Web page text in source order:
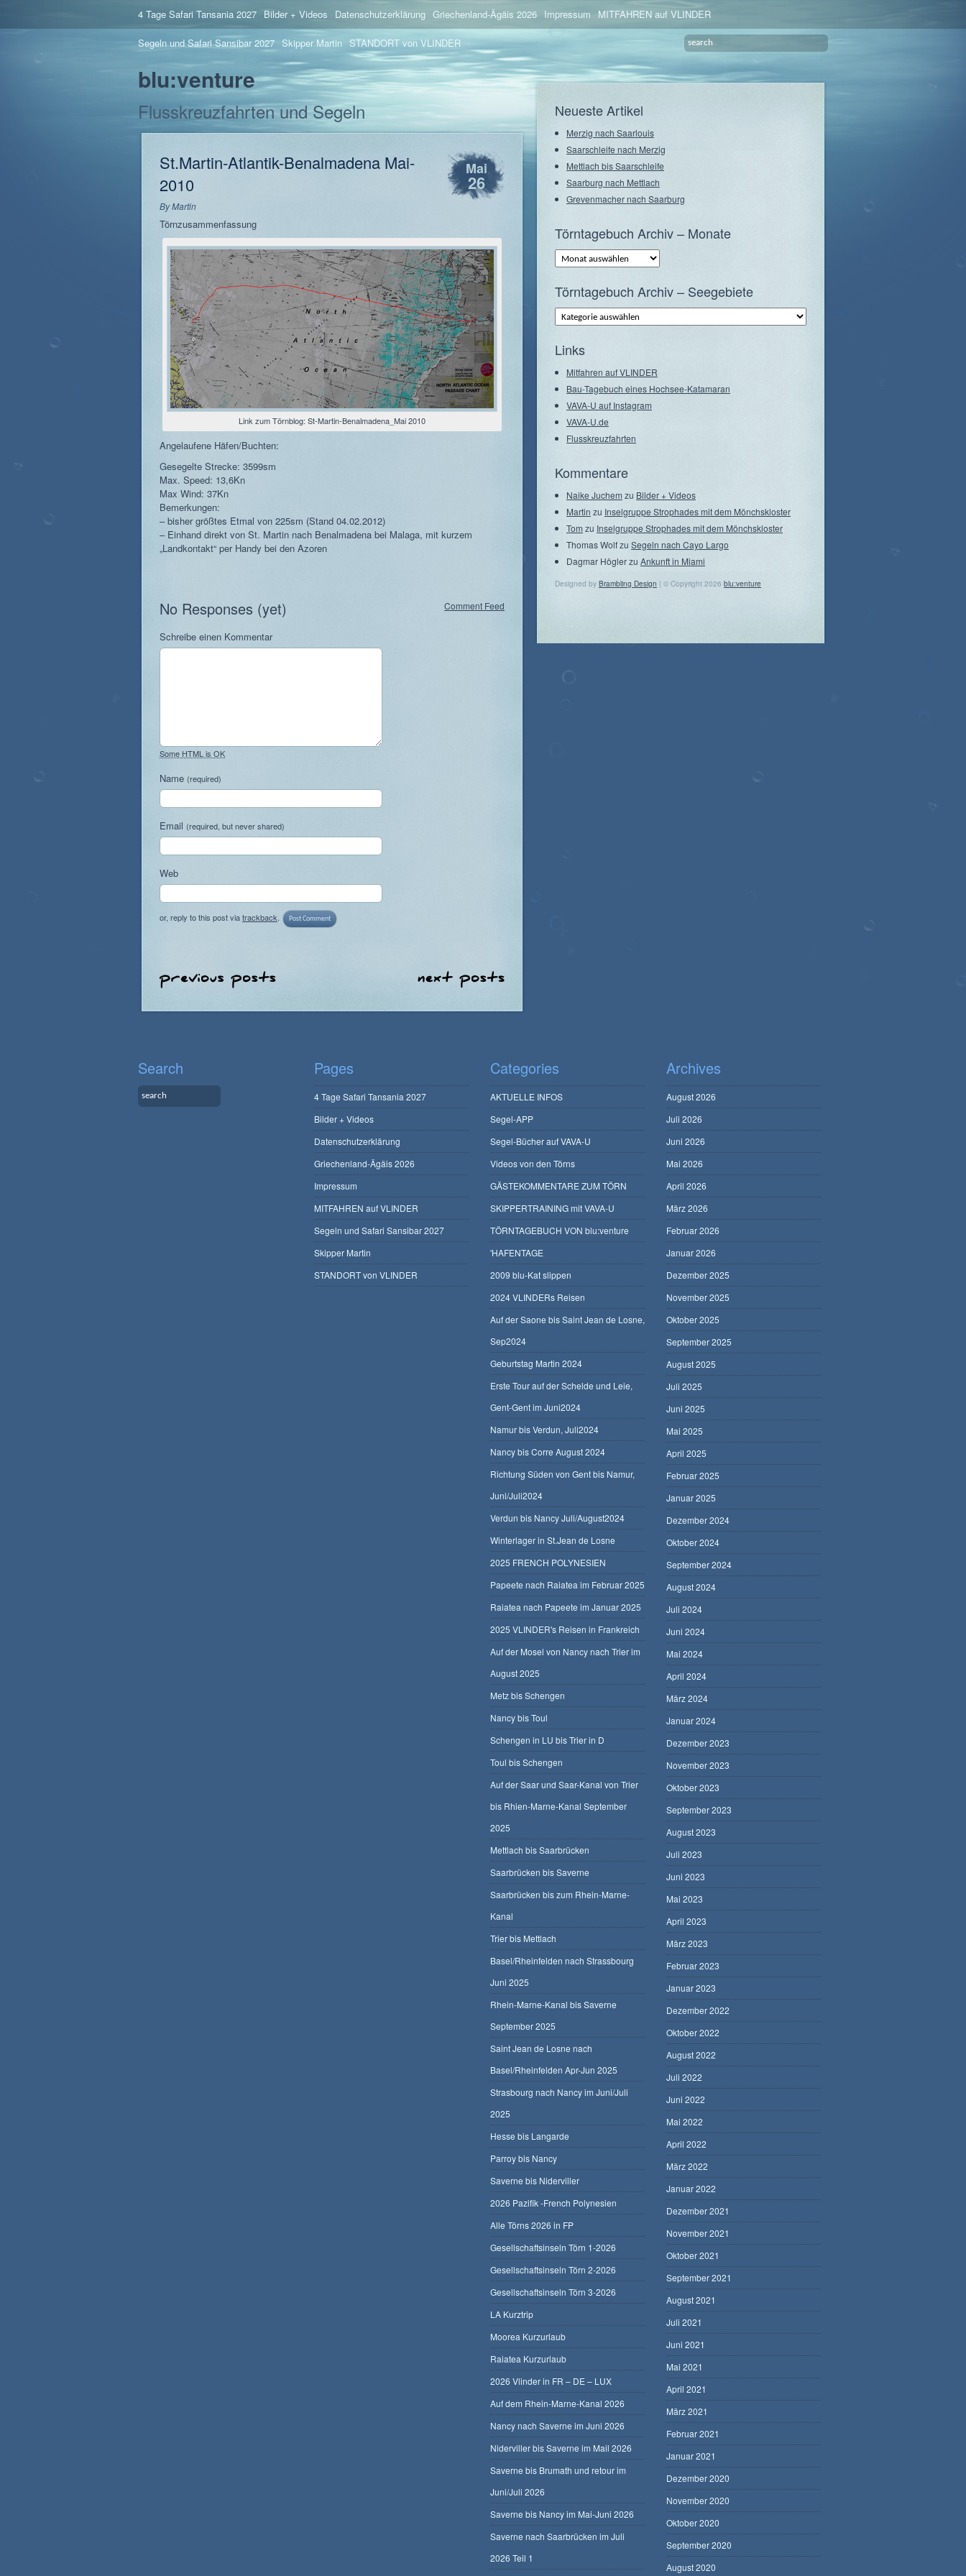
4 Tage Safari Tansania 2027 Bilder + Videos Datenschutzerklärung Griechenland-Ägäis 2026 Impressum MITFAHREN auf VLINDER
Segeln und Safari Sansibar 2027 Skipper Martin STANDORT von VLINDER
blu:venture
Flusskreuzfahrten und Segeln
St.Martin-Atlantik-Benalmadena Mai-
2010
ByMartin
Mai
26
Törnzusammenfassung
Link zum Törnblog: St-Martin-Benalmadena_Mai 2010
Angelaufene Häfen/Buchten:
Gesegelte Strecke: 3599sm
Max. Speed: 13,6Kn
Max Wind: 37Kn
Bemerkungen:
– bisher größtes Etmal von 225sm (Stand 04.02.2012)
– Einhand direkt von St. Martin nach Benalmadena bei Malaga, mit kurzem
„Landkontakt“ per Handy bei den Azoren
Comment Feed
No Responses (yet)
Schreibe einen Kommentar
Some HTML is OK
Name (required)
Email (required, but never shared)
Web
or, reply to this post viatrackback
Neueste Artikel
Merzig nach Saarlouis
Saarschleife nach Merzig
Mettlach bis Saarschleife
Saarburg nach Mettlach
Grevenmacher nach Saarburg
Törntagebuch Archiv – Monate
Törntagebuch
Archiv
–
Törntagebuch Archiv – Seegebiete
Törntagebuch
Archiv
–
Links
Mitfahren auf VLINDER
Bau-Tagebuch eines Hochsee-Katamaran
VAVA-U auf Instagram
VAVA-U.de
Flusskreuzfahrten
Kommentare
Naike Juchemzu Bilder + Videos
Martin zu Inselgruppe Strophades mit dem Mönchskloster
Tom zu Inselgruppe Strophades mit dem Mönchskloster
Thomas Wolfzu Segeln nach Cayo Largo
Dagmar Höglerzu Ankunft in Miami
Designed by Brambling Design | © Copyright 2026 blu:venture
Search Pages
4 Tage Safari Tansania 2027
Bilder + Videos
Datenschutzerklärung
Griechenland-Ägäis 2026
Impressum
MITFAHREN auf VLINDER
Segeln und Safari Sansibar 2027
Skipper Martin
STANDORT von VLINDER
Categories
AKTUELLE INFOS
Segel-APP
Segel-Bücher auf VAVA-U
Videos von den Törns
GÄSTEKOMMENTARE ZUM TÖRN
SKIPPERTRAINING mit VAVA-U
TÖRNTAGEBUCH VON blu:venture
'HAFENTAGE
2009 blu-Kat slippen
2024 VLINDERs Reisen
Auf der Saone bis Saint Jean de Losne,
Sep2024
Geburtstag Martin 2024
Erste Tour auf der Schelde und Leie,
Gent-Gent im Juni2024
Namur bis Verdun, Juli2024
Nancy bis Corre August 2024
Richtung Süden von Gent bis Namur,
Juni/Juli2024
Verdun bis Nancy Juli/August2024
Winterlager in St.Jean de Losne
2025 FRENCH POLYNESIEN
Papeete nach Raiatea im Februar 2025
Raiatea nach Papeete im Januar 2025
2025 VLINDER's Reisen in Frankreich
Auf der Mosel von Nancy nach Trier im
August 2025
Metz bis Schengen
Nancy bis Toul
Schengen in LU bis Trier in D
Toul bis Schengen
Auf der Saar und Saar-Kanal von Trier
bis Rhien-Marne-Kanal September
2025
Mettlach bis Saarbrücken
Saarbrücken bis Saverne
Saarbrücken bis zum Rhein-Marne-
Kanal
Trier bis Mettlach
Basel/Rheinfelden nach Strassbourg
Juni 2025
Rhein-Marne-Kanal bis Saverne
September 2025
Saint Jean de Losne nach
Basel/Rheinfelden Apr-Jun 2025
Strasbourg nach Nancy im Juni/Juli
2025
Hesse bis Langarde
Parroy bis Nancy
Saverne bis Niderviller
2026 Pazifik -French Polynesien
Alle Törns 2026 in FP
Gesellschaftsinseln Törn 1-2026
Gesellschaftsinseln Törn 2-2026
Gesellschaftsinseln Törn 3-2026
LA Kurztrip
Moorea Kurzurlaub
Raiatea Kurzurlaub
2026 Vlinder in FR – DE – LUX
Auf dem Rhein-Marne-Kanal 2026
Nancy nach Saverne im Juni 2026
Niderviller bis Saverne im Mail 2026
Saverne bis Brumath und retour im
Juni/Juli 2026
Saverne bis Nancy im Mai-Juni 2026
Saverne nach Saarbrücken im Juli
2026 Teil 1
Archives
August 2026
Juli 2026
Juni 2026
Mai 2026
April 2026
März 2026
Februar 2026
Januar 2026
Dezember 2025
November 2025
Oktober 2025
September 2025
August 2025
Juli 2025
Juni 2025
Mai 2025
April 2025
Februar 2025
Januar 2025
Dezember 2024
Oktober 2024
September 2024
August 2024
Juli 2024
Juni 2024
Mai 2024
April 2024
März 2024
Januar 2024
Dezember 2023
November 2023
Oktober 2023
September 2023
August 2023
Juli 2023
Juni 2023
Mai 2023
April 2023
März 2023
Februar 2023
Januar 2023
Dezember 2022
Oktober 2022
August 2022
Juli 2022
Juni 2022
Mai 2022
April 2022
März 2022
Januar 2022
Dezember 2021
November 2021
Oktober 2021
September 2021
August 2021
Juli 2021
Juni 2021
Mai 2021
April 2021
März 2021
Februar 2021
Januar 2021
Dezember 2020
November 2020
Oktober 2020
September 2020
August 2020